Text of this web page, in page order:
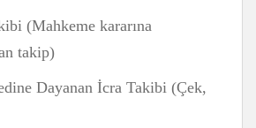
(Mahkeme kararına
takip)
Dayanan İcra Takibi (Çek,
bono)